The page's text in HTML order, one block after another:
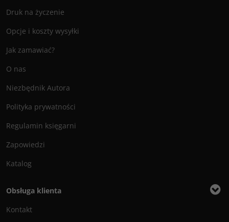
Druk na życzenie
Opcje i koszty wysyłki
Jak zamawiać?
O nas
Niezbędnik Autora
Polityka prywatności
Regulamin księgarni
Zapowiedzi
Katalog
Obsługa klienta
Kontakt